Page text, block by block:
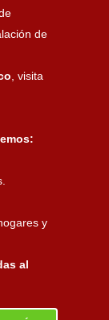
de
, visita
y
al